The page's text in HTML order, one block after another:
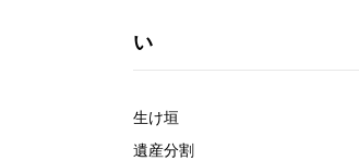
い
生け垣
遺産分割